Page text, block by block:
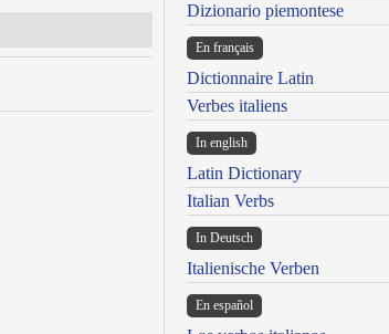
Dizionario piemontese
En français
Dictionnaire Latin
Verbes italiens
In english
Latin Dictionary
Italian Verbs
In Deutsch
Italienische Verben
En español